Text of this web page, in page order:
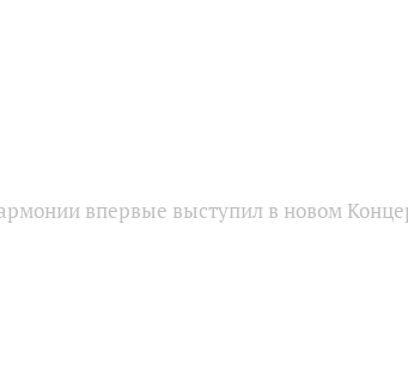
впервые выступил в новом